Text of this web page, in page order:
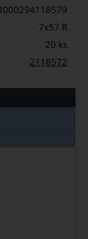
7x57 R
20 ks
2118572